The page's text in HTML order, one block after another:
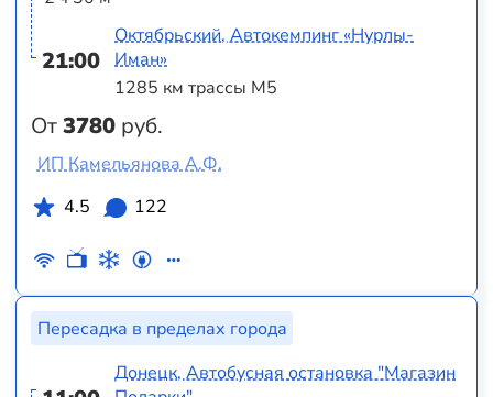
21:00
От3780 руб.
Октябрьский, Автокемпинг «Нурлы-
Иман»
1285 км трассы М5
ИП Камельянова А.Ф.
4.5
122
Пересадка в пределах города
Донецк, Автобусная остановка "Магазин